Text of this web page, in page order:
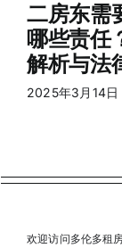
二房东需
哪些责任
解析与法
2025年3月14日
欢迎访问多伦多租